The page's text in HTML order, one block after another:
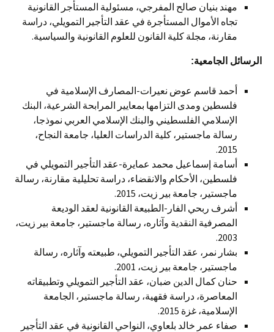
مهند بنيان صالح المفرجي، مسئولية المستأجر القانونية
تجاه الأموال المستأجرة في عقد التأجير التمويلي، دراسة
مقارنة، مجلة كلية القانون للعلوم القانونية والسياسية.
الرسائل الجامعية:
أحمد قاسم عوض نعيرات-المصارف الإسلامية في
فلسطين ومدى التزامها بمعايير المرابحة الشرعية، البنك
الإسلامي الفلسطيني والبنك الإسلامي العربي نموذجا،
رسالة ماجستير، كلية الدراسات العليا، جامعة النجاح،
2015.
أسامة إسماعيل محمد عمايرة-عقد التأجير التمويلي في
فلسطين، الأحكام والانقضاء، دراسة تحليلية مقارنة، رسالة
ماجستير، جامعة بير زيت، 2015.
أشرف ربحي الفار-الطبيعة القانونية لعقد الوديعة
المصرفية النقدية وآثاره، رسالة ماجستير، جامعة بير زيت،
2003.
بشار نمر، عقد التأجير التمويلي، طبيعته وآثاره، رسالة
ماجستير، جامعة بير زيت، 2001.
حنان كمال الدين ضبان، عقد التأجير التمويلي وتطبيقاته
المعاصرة، دراسة فقهية، رسالة ماجستير، الجامعة
الإسلامية، غزة 2015.
صفاء عمر خالد بلعاوي، النواحي القانونية في عقد التأجير